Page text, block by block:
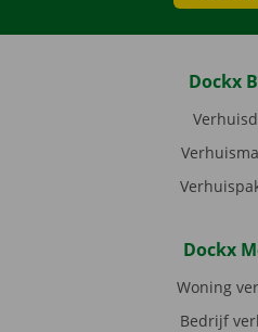
Dockx
Dockx
Woning
Bedrijf